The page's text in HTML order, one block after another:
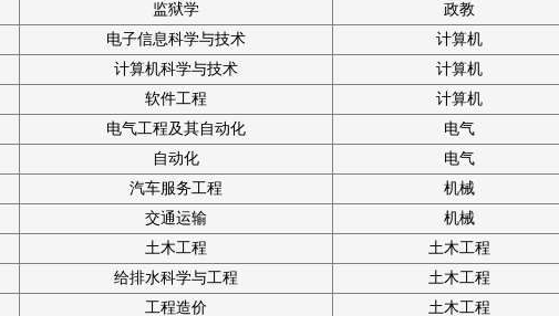
监狱学 政教
电子信息科学与技术 计算机
计算机科学与技术 计算机
软件工程 计算机
电气工程及其自动化 电气
自动化 电气
汽车服务工程 机械
交通运输 机械
土木工程 土木工程
给排水科学与工程 土木工程
工程造价 土木工程